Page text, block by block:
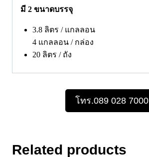
มี 2 ขนาดบรรจุ
3.8 ลิตร / แกลลอน
4 แกลลอน / กล่อง
20 ลิตร / ถัง
โทร.089 028 7000
Related products